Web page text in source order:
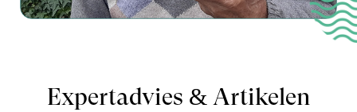
Expertadvies & Artikelen